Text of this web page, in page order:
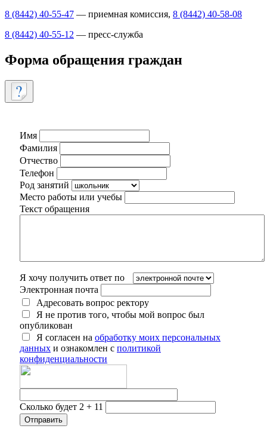
8 (8442) 40-55-47 — приемная комиссия, 8 (8442) 40-58-08
8 (8442) 40-55-12 — пресс-служба
Форма обращения граждан
Имя
Фамилия
Отчество
Телефон
Род занятий
Место работы или учебы
Текст обращения
Я хочу получить ответ по
Электронная почта
Адресовать вопрос ректору
Я не против того, чтобы мой вопрос был
опубликован
Я согласен на обработку моих персональных
данных и ознакомлен с политикой
конфиденциальности
Сколько будет 2 + 11